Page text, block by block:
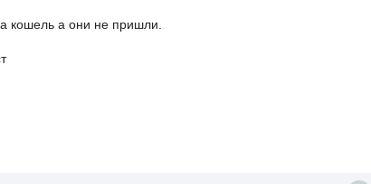
кошель а они не пришли.